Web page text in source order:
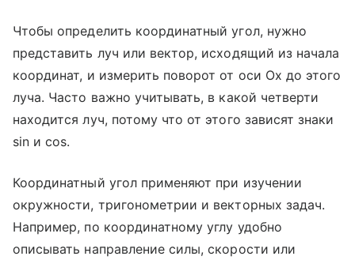
Чтобы определить координатный угол, нужно
представить луч или вектор, исходящий из начала
координат, и измерить поворот от оси Ox до этого
луча. Часто важно учитывать, в какой четверти
находится луч, потому что от этого зависят знаки
sin и cos.
Координатный угол применяют при изучении
окружности, тригонометрии и векторных задач.
Например, по координатному углу удобно
описывать направление силы, скорости или